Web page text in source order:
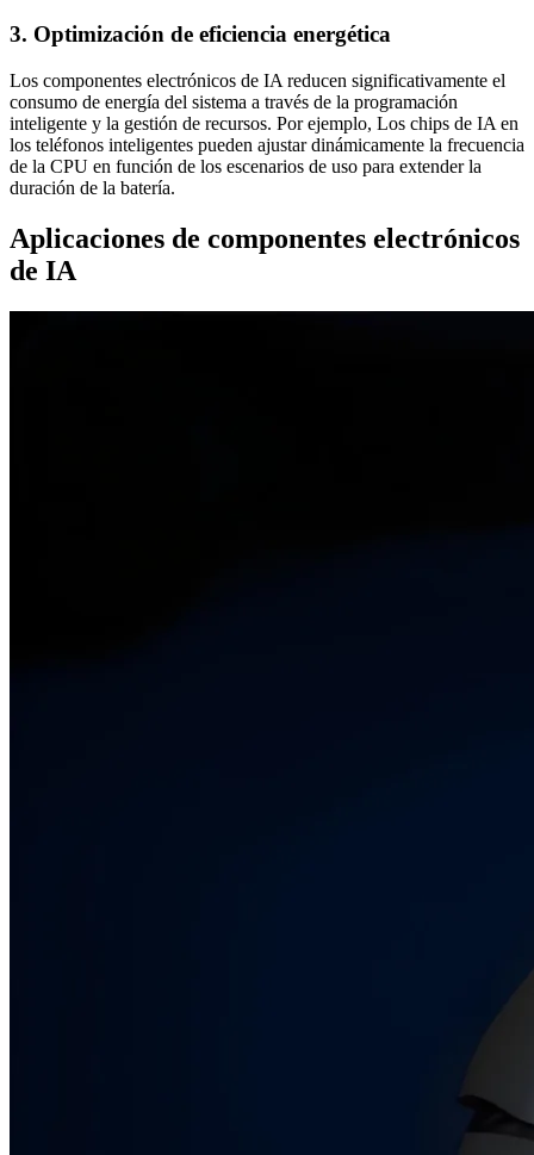
3. Optimización de eficiencia energética
Los componentes electrónicos de IA reducen significativamente el
consumo de energía del sistema a través de la programación
inteligente y la gestión de recursos. Por ejemplo, Los chips de IA en
los teléfonos inteligentes pueden ajustar dinámicamente la frecuencia
de la CPU en función de los escenarios de uso para extender la
duración de la batería.
Aplicaciones de componentes electrónicos
de IA